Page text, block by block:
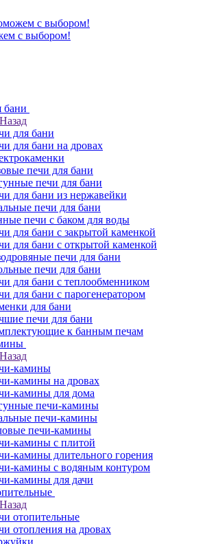
с выбором!
с выбором!
бани
Назад
для бани
для бани на дровах
печи для бани
печи для бани
для бани из нержавейки
печи для бани
печи с баком для воды
для бани с закрытой каменкой
для бани с открытой каменкой
печи для бани
печи для бани
для бани с теплообменником
для бани с парогенератором
для бани
печи для бани
к банным печам
Назад
камины
камины на дровах
камины для дома
печи-камины
печи-камины
печи-камины
камины с плитой
камины длительного горения
камины с водяным контуром
камины для дачи
Назад
отопительные
отопления на дровах